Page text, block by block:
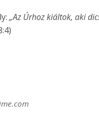
„Az Úrhoz kiáltok, aki